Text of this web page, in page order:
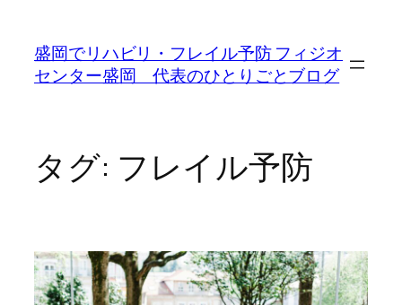
盛岡でリハビリ・フレイル予防 フィジオ
センター盛岡 代表のひとりごとブログ
タグ: フレイル予防